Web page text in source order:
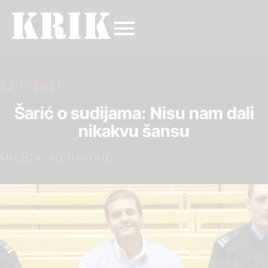
22.11.2021.
Šarić o sudijama: Nisu nam dali
nikakvu šansu